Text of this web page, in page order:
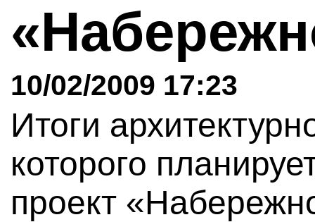
10/02/2009 17:23
Итоги
которого
проект